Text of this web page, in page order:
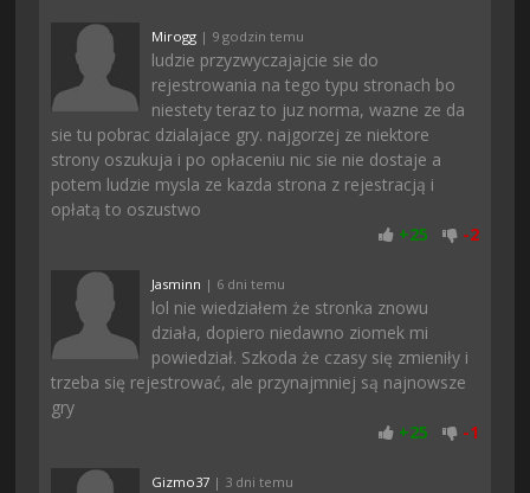
Mirogg | 9 godzin temu
ludzie przyzwyczajajcie sie do
rejestrowania na tego typu stronach bo
niestety teraz to juz norma, wazne ze da
sie tu pobrac dzialajace gry. najgorzej ze niektore
strony oszukuja i po opłaceniu nic sie nie dostaje a
potem ludzie mysla ze kazda strona z rejestracją i
opłatą to oszustwo
+25 -2
Jasminn | 6 dni temu
lol nie wiedziałem że stronka znowu
działa, dopiero niedawno ziomek mi
powiedział. Szkoda że czasy się zmieniły i
trzeba się rejestrować, ale przynajmniej są najnowsze
gry
+25 -1
Gizmo37 | 3 dni temu